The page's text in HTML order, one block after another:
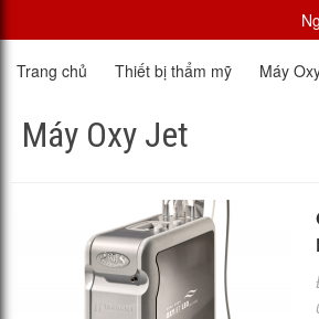
Trang chủ Thiết bị thẩm mỹ Máy
Máy Oxy Jet